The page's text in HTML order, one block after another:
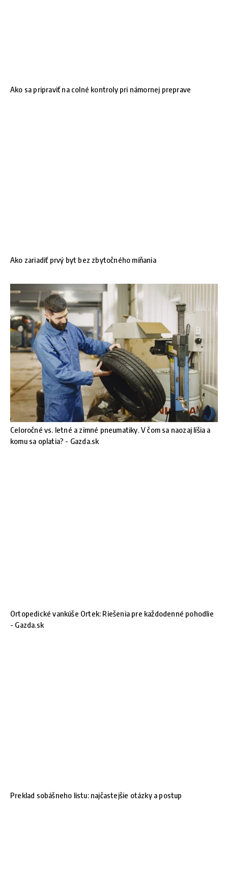
Ako sa pripraviť na colné kontroly pri námornej preprave
Ako zariadiť prvý byt bez zbytočného míňania
Celoročné vs. letné a zimné pneumatiky. V čom sa naozaj líšia a
komu sa oplatia? - Gazda.sk
Ortopedické vankúše Ortek: Riešenia pre každodenné pohodlie
- Gazda.sk
Preklad sobášneho listu: najčastejšie otázky a postup